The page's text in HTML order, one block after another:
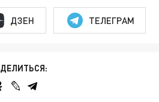
ДЗЕН ТЕЛЕГРАМ